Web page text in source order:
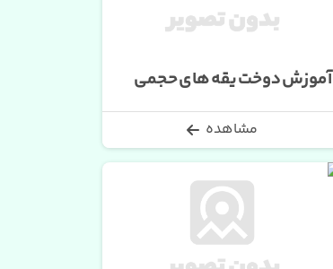
آموزش دوخت یقه های حجمی
مشاهده